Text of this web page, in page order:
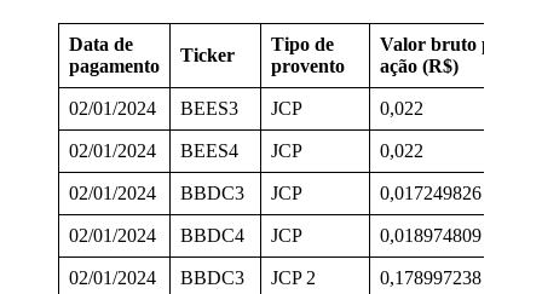
Data de
pagamento
Ticker
Tipo de
provento
Valor bruto por
ação (R$)
02/01/2024 BEES3 JCP 0,022
02/01/2024 BEES4 JCP 0,022
02/01/2024 BBDC3 JCP 0,017249826
02/01/2024 BBDC4 JCP 0,018974809
02/01/2024 BBDC3 JCP 2 0,178997238